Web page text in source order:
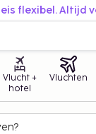
flexibel. Altijd
Vlucht +
hotel
Vluchten